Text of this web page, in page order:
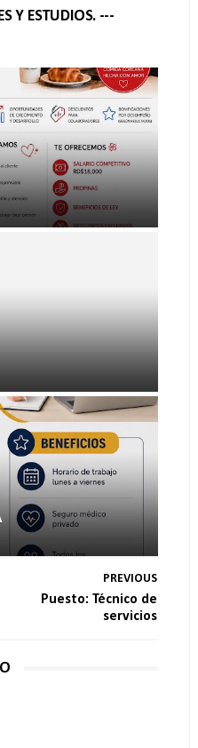
Y ESTUDIOS. ---
PREVIOUS
Puesto: Técnico de
servicios